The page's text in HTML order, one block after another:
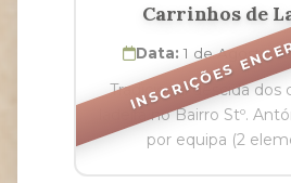
INSCRIÇÕES
Carrinhos de
Data: 1 de Agosto
Tradicional descida dos
ladeira no Bairro Stº.
por equipa (2